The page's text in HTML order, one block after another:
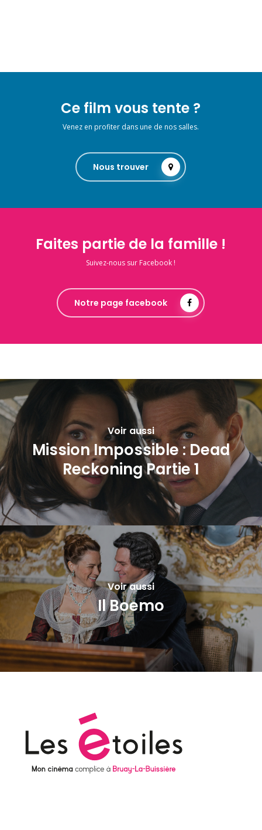
Ce film vous tente ?
Venez en profiter dans une de nos salles.
Nous trouver
Faites partie de la famille !
Suivez-nous sur Facebook !
Notre page facebook
Voir aussi
Mission Impossible : Dead
Reckoning Partie 1
Voir aussi
Il Boemo